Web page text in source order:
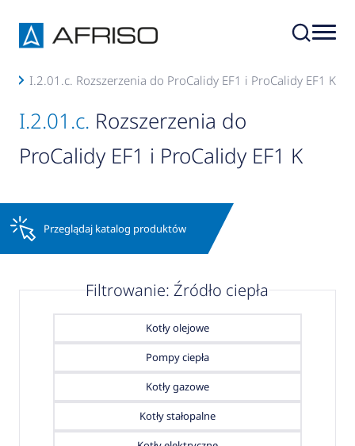
I.2.01.c. Rozszerzenia do ProCalidy EF1 i ProCalidy EF1 K
I.2.01.c. Rozszerzenia do
ProCalidy EF1 i ProCalidy EF1 K
Przeglądaj katalog produktów
Filtrowanie: Źródło ciepła
Kotły olejowe
Pompy ciepła
Kotły gazowe
Kotły stałopalne